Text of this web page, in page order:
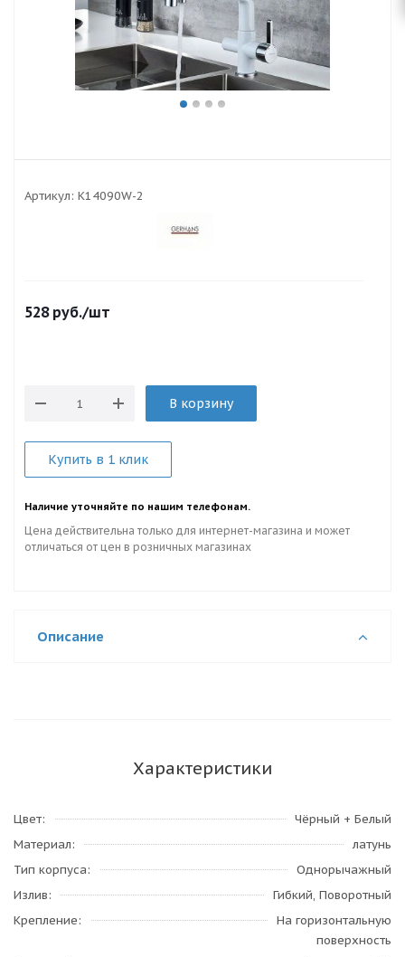
Артикул: K14090W-2
528руб./шт
В корзину
Купить в 1 клик
Наличие уточняйте по нашим телефонам.
Цена действительна только для интернет-магазина и может
отличаться от цен в розничных магазинах
Описание
Характеристики
Цвет
Чёрный + Белый
Материал
латунь
Тип корпуса
Однорычажный
Излив
Гибкий, Поворотный
Крепление
На горизонтальную
поверхность